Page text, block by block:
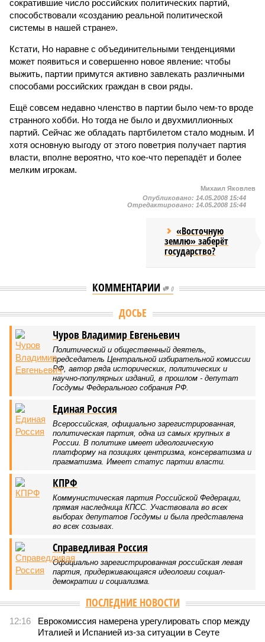
сократившие число российских политических партий,
способствовали «созданию реальной политической
системы в нашей стране».
Кстати, Но наравне с объединительными тенденциями
может появиться и совершенно новое явление: чтобы
выжить, партии примутся активно завлекать различными
способами российских граждан в свои ряды.
Ещё совсем недавно членство в партии было чем-то вроде
странного хобби. Но тогда не было и двухмиллионных
партий. Сейчас же обладать партбилетом стало модным. И
хотя основную выгоду от этого поветрия получает партия
власти, вполне вероятно, что кое-что перепадёт и более
мелким игрокам.
Михаил Яковлев
Опубликовано: 14.05.2008 15:44
Отредактировано: 14.05.2008 15:44
«Восточную
землю» заберёт
государство?
КОММЕНТАРИИ 0
Версия //Конфликт //Импортозамещение беспилотников оказалось
Импортозамещение беспилотников оказалось
мошеннической схемой?
Эрзац-дрон
Импортозамещение беспилотников оказалось мошеннической схемой?
(фото: ru.ruwiki.ru, Александр Щербак/ТАСС)
Состоялся один из самых громких арестов этого года. По
подозрению в мошенничестве и растрате в СИЗО была
отправлена группа топ-менеджеров ГК «ЭФКО» во главе с
долларовым миллиардером Валерием Кустовым, а также
чиновница Минпромторга Алла Половченя. Предполагаемым
подельникам вменяют в вину махинации с дронами – якобы
концессионеры закупали БПЛА в Китае, а затем под видом
продукции российского производства продавали их втридорога
Минобороны. Ущерб исчисляется миллиардами, но только ли
ими?
Сюжет:Коррупция,Армия